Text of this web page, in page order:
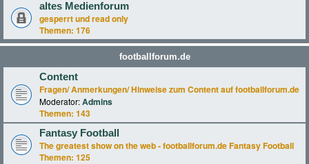
altes Medienforum
gesperrt und read only
Themen: 176
footballforum.de
Content
Fragen/ Anmerkungen/ Hinweise zum Content auf footballforum.de
Moderator:Admins
Themen: 143
Fantasy Football
The greatest show on the web - footballforum.de Fantasy Football
Themen: 125